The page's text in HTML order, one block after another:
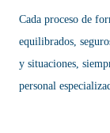
Cada proceso de
equilibrados,
y situaciones,
personal